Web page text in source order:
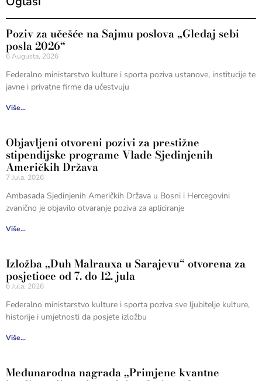
Poziv za učešće na Sajmu poslova „Gledaj sebi
posla 2026“
6 Augusta, 2026
Federalno ministarstvo kulture i sporta poziva ustanove, institucije te
javne i privatne firme da učestvuju
Više...
Objavljeni otvoreni pozivi za prestižne
stipendijske programe Vlade Sjedinjenih
Američkih Država
7 Jula, 2026
Ambasada Sjedinjenih Američkih Država u Bosni i Hercegovini
zvanično je objavilo otvaranje poziva za apliciranje
Više...
Izložba „Duh Malrauxa u Sarajevu“ otvorena za
posjetioce od 7. do 12. jula
6 Jula, 2026
Federalno ministarstvo kulture i sporta poziva sve ljubitelje kulture,
historije i umjetnosti da posjete izložbu
Više...
Međunarodna nagrada „Primjene kvantne